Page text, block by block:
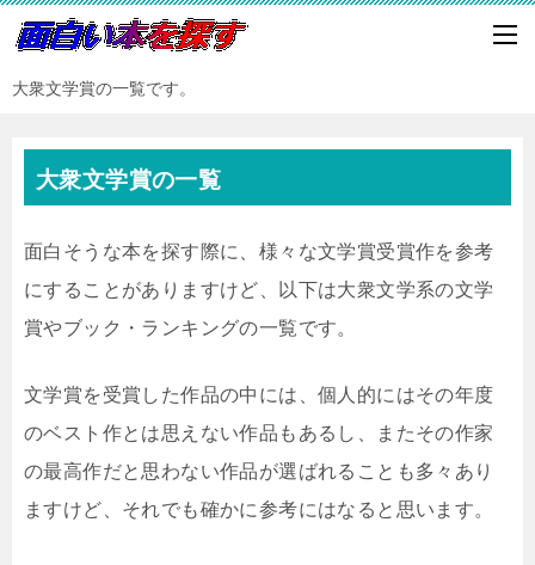
大衆文学賞の一覧です。
大衆文学賞の一覧
面白そうな本を探す際に、様々な文学賞受賞作を参考
にすることがありますけど、以下は大衆文学系の文学
賞やブック・ランキングの一覧です。
文学賞を受賞した作品の中には、個人的にはその年度
のベスト作とは思えない作品もあるし、またその作家
の最高作だと思わない作品が選ばれることも多々あり
ますけど、それでも確かに参考にはなると思います。